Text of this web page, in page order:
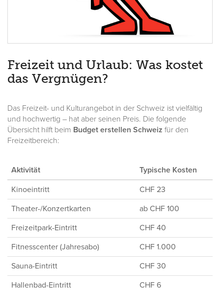
Freizeit und Urlaub: Was kostet
das Vergnügen?
Das Freizeit- und Kulturangebot in der Schweiz ist vielfältig
und hochwertig – hat aber seinen Preis. Die folgende
Übersicht hilft beim Budget erstellen Schweiz für den
Freizeitbereich:
Aktivität
Typische Kosten
Kinoeintritt
CHF 23
Theater-/Konzertkarten
ab CHF 100
Freizeitpark-Eintritt
CHF 40
Fitnesscenter (Jahresabo)
CHF 1.000
Sauna-Eintritt
CHF 30
Hallenbad-Eintritt
CHF 6